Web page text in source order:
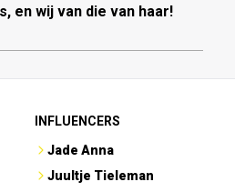
en wij van die van haar!
INFLUENCERS
Jade Anna
Juultje Tieleman